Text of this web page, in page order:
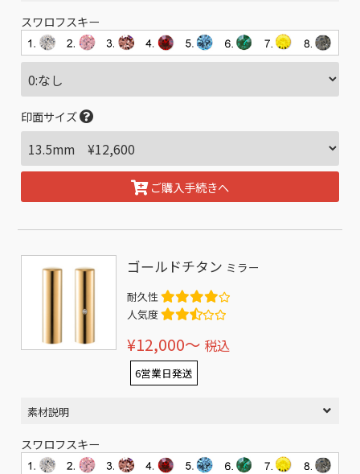
スワロフスキー
印面サイズ
ご購入手続きへ
ゴールドチタン ミラー
耐久性
人気度
¥12,000〜 税込
6営業日発送
素材説明
スワロフスキー